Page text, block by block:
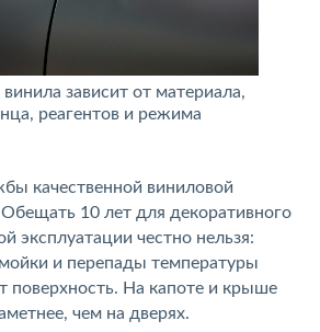
зависит от материала,
реагентов и режима
качественной виниловой
10 лет для декоративного
эксплуатации честно нельзя:
и перепады температуры
поверхность. На капоте и крыше
чем на дверях.